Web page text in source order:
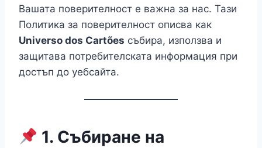
Вашата поверителност е важна за нас. Тази
Политика за поверителност описва как
Universo dos Cartões събира, използва и
защитава потребителската информация при
достъп до уебсайта.
1. Събиране на